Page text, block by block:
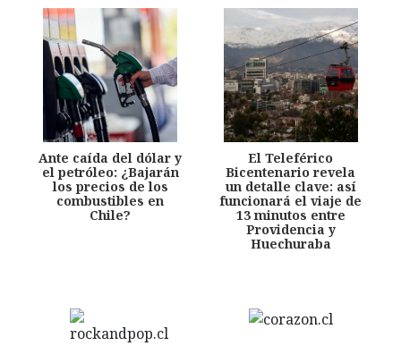
Ante caída del dólar y
el petróleo: ¿Bajarán
los precios de los
combustibles en
Chile?
El Teleférico
Bicentenario revela
un detalle clave: así
funcionará el viaje de
13 minutos entre
Providencia y
Huechuraba